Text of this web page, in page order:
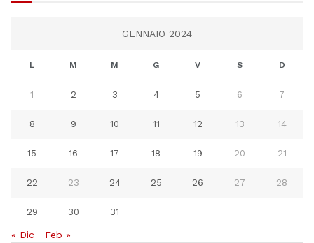
GENNAIO 2024
L M M G V S D
1 2 3 4 5 6 7
8 9 10 11 12 13 14
15 16 17 18 19 20 21
22 23 24 25 26 27 28
29 30 31
« Dic Feb »